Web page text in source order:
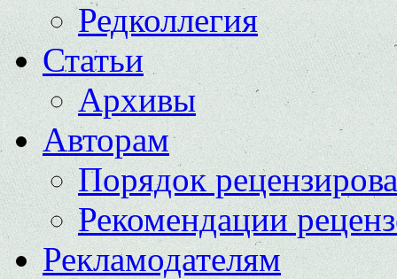
Редколлегия
Статьи
Архивы
Авторам
Порядок
Рекомендации
Рекламодателям